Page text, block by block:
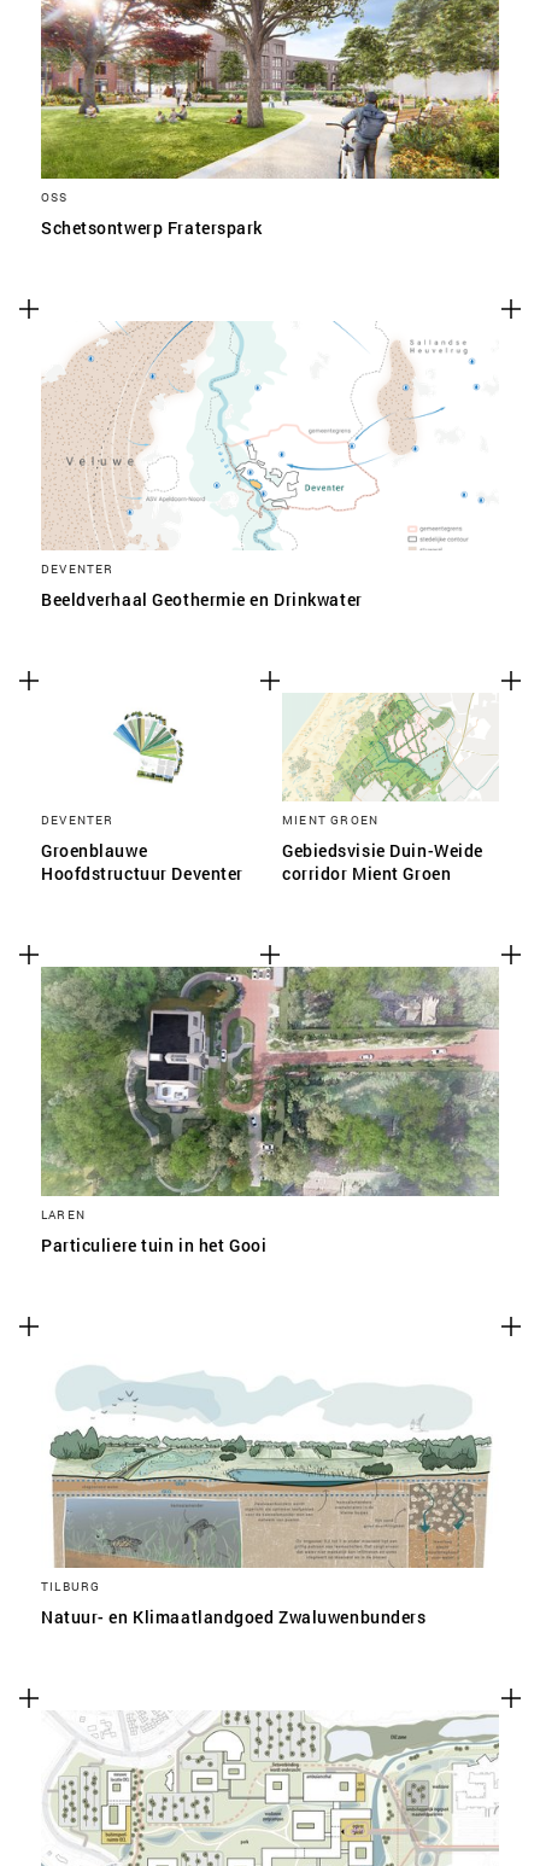
OSS
Schetsontwerp Fraterspark
DEVENTER
Beeldverhaal Geothermie en Drinkwater
DEVENTER
Groenblauwe
Hoofdstructuur Deventer
MIENT GROEN
Gebiedsvisie Duin-Weide
corridor Mient Groen
LAREN
Particuliere tuin in het Gooi
TILBURG
Natuur- en Klimaatlandgoed Zwaluwenbunders
SLA VOORKEUREN OP